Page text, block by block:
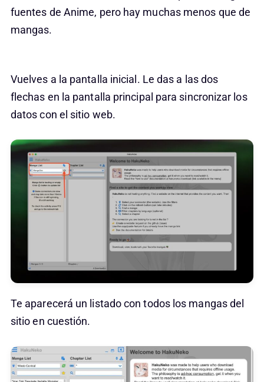
fuentes de Anime, pero hay muchas menos que de
mangas.
Vuelves a la pantalla inicial. Le das a las dos
flechas en la pantalla principal para sincronizar los
datos con el sitio web.
Te aparecerá un listado con todos los mangas del
sitio en cuestión.